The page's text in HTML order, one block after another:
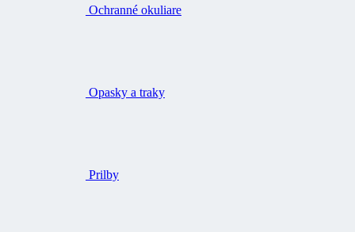
Ochranné okuliare
Opasky a traky
Prilby